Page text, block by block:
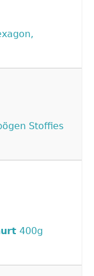
Stoffies
400g